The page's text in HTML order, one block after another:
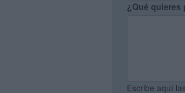
¿Qué quieres
Escribe aquí